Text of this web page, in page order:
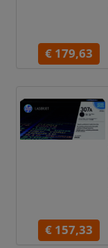
€ 179,63
€ 157,33